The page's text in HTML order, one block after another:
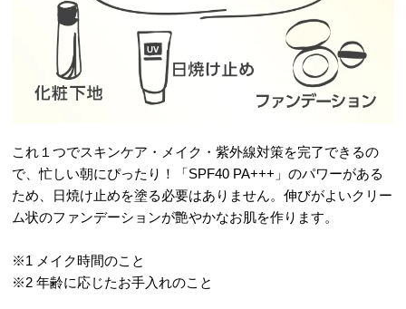
これ１つでスキンケア・メイク・紫外線対策を完了できるの
で、忙しい朝にぴったり！「SPF40 PA+++」のパワーがある
ため、日焼け止めを塗る必要はありません。伸びがよいクリー
ム状のファンデーションが艶やかなお肌を作ります。
※1 メイク時間のこと
※2 年齢に応じたお手入れのこと